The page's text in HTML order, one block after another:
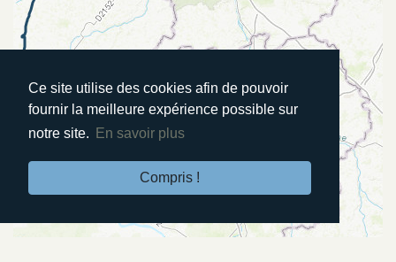
Ce site utilise des cookies afin de pouvoir
fournir la meilleure expérience possible sur
notre site.
En savoir plus
Compris !